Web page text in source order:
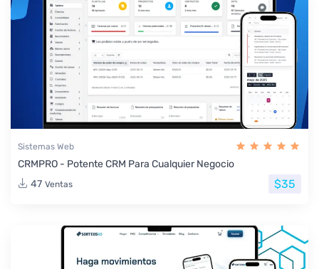
Sistemas Web
CRMPRO - Potente CRM Para Cualquier Negocio
47 Ventas $35